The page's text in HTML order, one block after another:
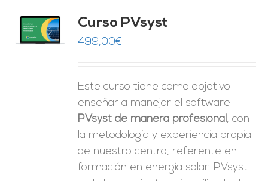
Curso PVsyst
499,00€
Este curso tiene como objetivo
enseñar a manejar el software
PVsyst de manera profesional, con
la metodología y experiencia propia
de nuestro centro, referente en
formación en energía solar. PVsyst